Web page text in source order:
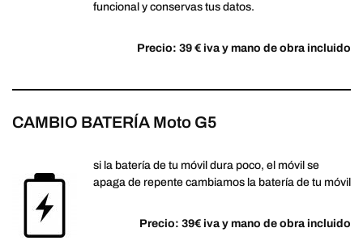
funcional y conservas tus datos.
Precio: 39 € iva y mano de obra incluido
CAMBIO BATERÍA Moto G5
si la batería de tu móvil dura poco, el móvil se
apaga de repente cambiamos la batería de tu móvil
Precio: 39€ iva y mano de obra incluido